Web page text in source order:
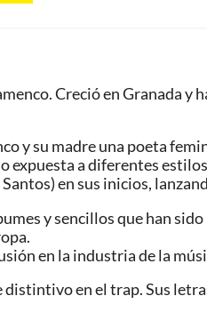
Creció en Granada y
y su madre una poeta
expuesta a diferentes
en sus inicios,
y sencillos que han
en la industria de la
en el trap. Sus